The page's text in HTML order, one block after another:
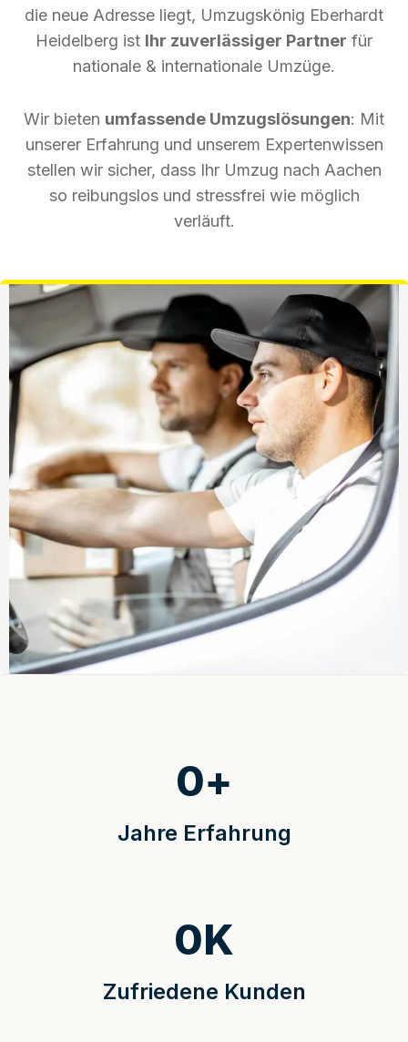
die neue Adresse liegt, Umzugskönig Eberhardt
Heidelberg ist Ihr zuverlässiger Partner für
nationale & internationale Umzüge.
Wir bieten umfassende Umzugslösungen: Mit
unserer Erfahrung und unserem Expertenwissen
stellen wir sicher, dass Ihr Umzug nach Aachen
so reibungslos und stressfrei wie möglich
verläuft.
Jahre Erfahrung
0+
Zufriedene Kunden
0K